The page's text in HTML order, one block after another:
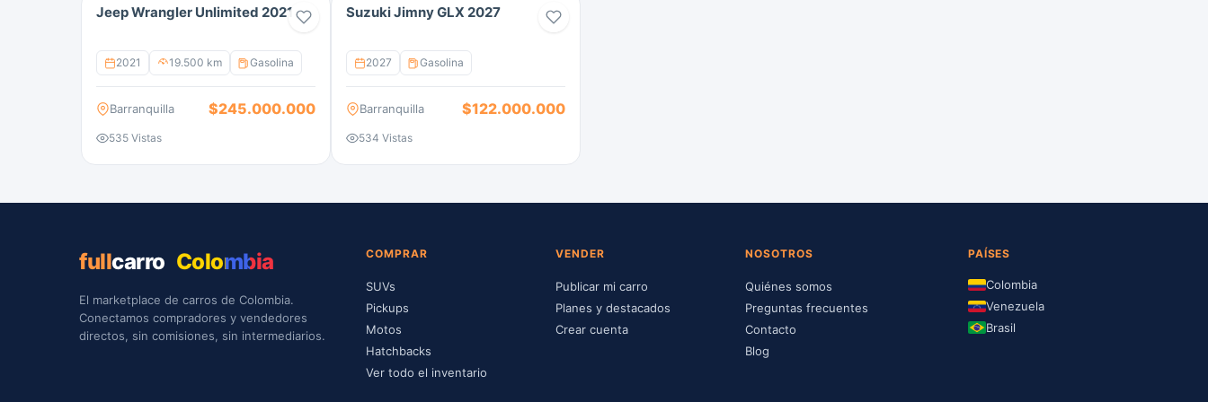
Jeep Wrangler Unlimited 2021
2021 19.500 km Gasolina
Barranquilla $245.000.000
535 Vistas
Suzuki Jimny GLX 2027
2027 Gasolina
Barranquilla $122.000.000
534 Vistas
fullcarro Colombia
El marketplace de carros de Colombia.
Conectamos compradores y vendedores
directos, sin comisiones, sin intermediarios.
COMPRAR
SUVs
Pickups
Motos
Hatchbacks
Ver todo el inventario
VENDER
Publicar mi carro
Planes y destacados
Crear cuenta
NOSOTROS
Quiénes somos
Preguntas frecuentes
Contacto
Blog
PAÍSES
Colombia
Venezuela
Brasil